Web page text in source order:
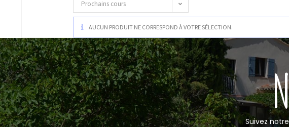
Prochains cours
AUCUN PRODUIT NE CORRESPOND À VOTRE SÉLECTION.
Suivez